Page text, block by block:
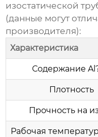
изостатической
(данные могут
производителя):
Характеристика
Содержание
Плотность
Прочность на
Рабочая